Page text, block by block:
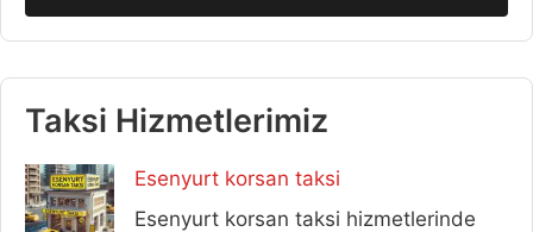
Taksi Hizmetlerimiz
Esenyurt korsan taksi
Esenyurt korsan taksi hizmetlerinde